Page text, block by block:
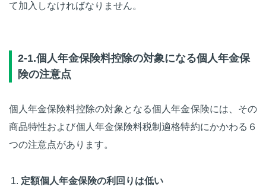
て加入しなければなりません。
2-1.個人年金保険料控除の対象になる個人年金保
険の注意点
個人年金保険料控除の対象となる個人年金保険には、その
商品特性および個人年金保険料税制適格特約にかかわる６
つの注意点があります。
定額個人年金保険の利回りは低い